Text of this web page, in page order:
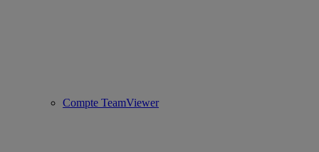
Compte TeamViewer